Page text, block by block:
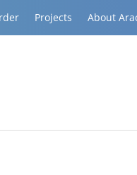
Projects About